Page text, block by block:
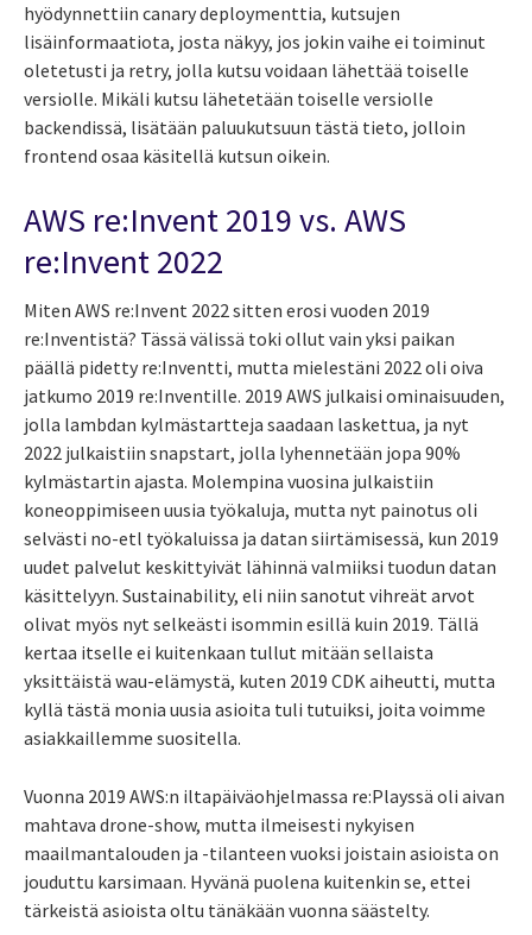
hyödynnettiin canary deploymenttia, kutsujen
lisäinformaatiota, josta näkyy, jos jokin vaihe ei toiminut
oletetusti ja retry, jolla kutsu voidaan lähettää toiselle
versiolle. Mikäli kutsu lähetetään toiselle versiolle
backendissä, lisätään paluukutsuun tästä tieto, jolloin
frontend osaa käsitellä kutsun oikein.
AWS re:Invent 2019 vs. AWS
re:Invent 2022
Miten AWS re:Invent 2022 sitten erosi vuoden 2019
re:Inventistä? Tässä välissä toki ollut vain yksi paikan
päällä pidetty re:Inventti, mutta mielestäni 2022 oli oiva
jatkumo 2019 re:Inventille. 2019 AWS julkaisi ominaisuuden,
jolla lambdan kylmästartteja saadaan laskettua, ja nyt
2022 julkaistiin snapstart, jolla lyhennetään jopa 90%
kylmästartin ajasta. Molempina vuosina julkaistiin
koneoppimiseen uusia työkaluja, mutta nyt painotus oli
selvästi no-etl työkaluissa ja datan siirtämisessä, kun 2019
uudet palvelut keskittyivät lähinnä valmiiksi tuodun datan
käsittelyyn. Sustainability, eli niin sanotut vihreät arvot
olivat myös nyt selkeästi isommin esillä kuin 2019. Tällä
kertaa itselle ei kuitenkaan tullut mitään sellaista
yksittäistä wau-elämystä, kuten 2019 CDK aiheutti, mutta
kyllä tästä monia uusia asioita tuli tutuiksi, joita voimme
asiakkaillemme suositella.
Vuonna 2019 AWS:n iltapäiväohjelmassa re:Playssä oli aivan
mahtava drone-show, mutta ilmeisesti nykyisen
maailmantalouden ja -tilanteen vuoksi joistain asioista on
jouduttu karsimaan. Hyvänä puolena kuitenkin se, ettei
tärkeistä asioista oltu tänäkään vuonna säästelty.